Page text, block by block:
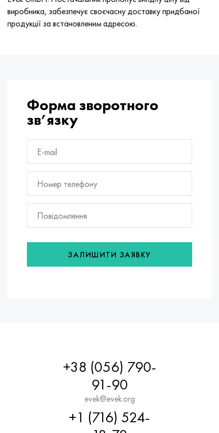
виробника, забезпечує своєчасну доставку придбаної
продукції за встановленим адресою.
Форма зворотного
зв’язку
ЗАЛИШИТИ ЗАЯВКУ
+38 (056) 790-
91-90
evek@evek.org
+1 (716) 524-